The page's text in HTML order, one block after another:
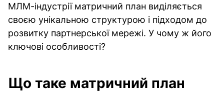
МЛМ-індустрії матричний план виділяється
своєю унікальною структурою і підходом до
розвитку партнерської мережі. У чому ж його
ключові особливості?
Що таке матричний план